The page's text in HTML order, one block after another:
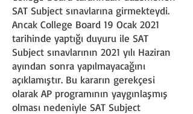
SAT Subject sınavlarına girmekteydi.
Ancak College Board 19 Ocak 2021
tarihinde yaptığı duyuru ile SAT
Subject sınavlarının 2021 yılı Haziran
ayından sonra yapılmayacağını
açıklamıştır. Bu kararın gerekçesi
olarak AP programının yaygınlaşmış
olması nedeniyle SAT Subject